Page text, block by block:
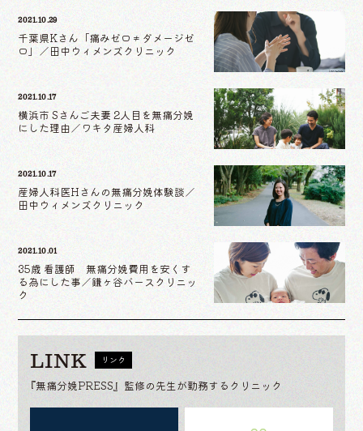
2021.10.29
千葉県Kさん「痛みゼロ≠ダメージゼ
ロ」／田中ウィメンズクリニック
2021.10.17
横浜市 Sさんご夫妻 2人目を無痛分娩
にした理由／ワキタ産婦人科
2021.10.17
産婦人科医Hさんの無痛分娩体験談／
田中ウィメンズクリニック
2021.10.01
35歳 看護師 無痛分娩費用を安くす
る為にした事／鎌ヶ谷バースクリニッ
ク
LINK リンク
『無痛分娩PRESS』監修の先生が勤務するクリニック